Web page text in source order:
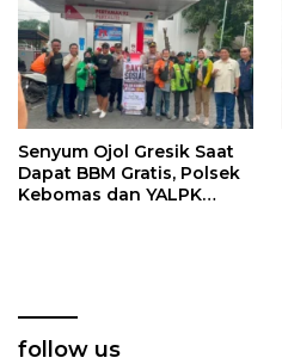
Senyum Ojol Gresik Saat
Dapat BBM Gratis, Polsek
Kebomas dan YALPK
follow us